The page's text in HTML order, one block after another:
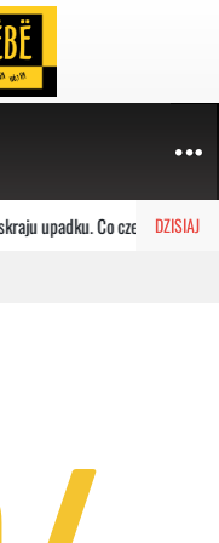
DZISIAJ
upadku. Co czeka placówkę?